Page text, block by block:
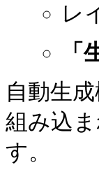
レ
「
自動生
組み込
す。